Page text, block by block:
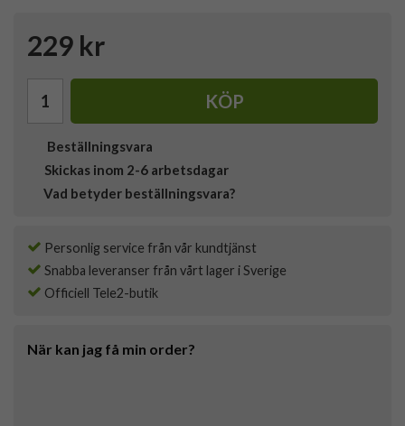
229 kr
KÖP
Beställningsvara
Skickas inom 2-6 arbetsdagar
Vad betyder beställningsvara?
Personlig service från vår kundtjänst
Snabba leveranser från vårt lager i Sverige
Officiell Tele2-butik
När kan jag få min order?